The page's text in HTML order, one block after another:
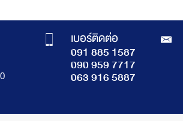
เบอร์ติดต่อ
091 885 1587
090 959 7717
063 916 5887